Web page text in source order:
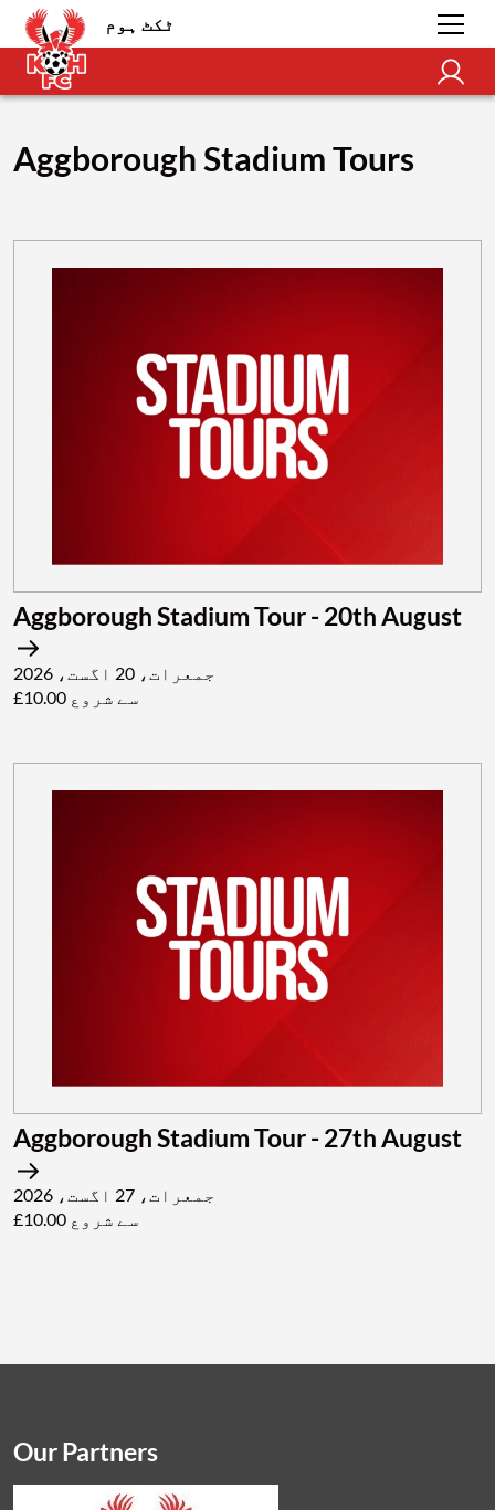
ٹکٹ ہوم
Aggborough Stadium Tours
Aggborough Stadium Tour - 20th August
جمعرات، 20 اگست، 2026
£10.00 سے شروع
Aggborough Stadium Tour - 27th August
جمعرات، 27 اگست، 2026
£10.00 سے شروع
Our Partners